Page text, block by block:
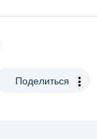
Поделиться